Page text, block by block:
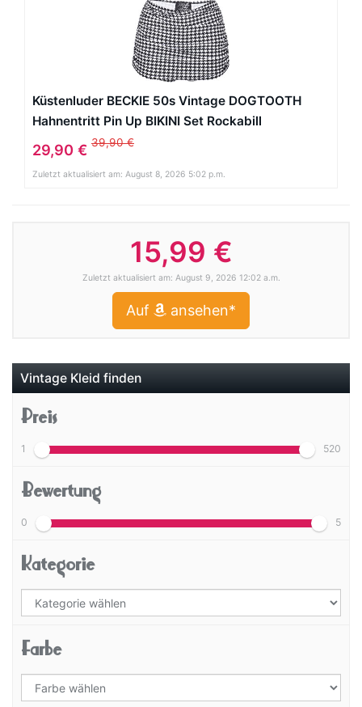
Küstenluder BECKIE 50s Vintage DOGTOOTH
Hahnentritt Pin Up BIKINI Set Rockabill
29,90 € 39,90 €
Zuletzt aktualisiert am: August 8, 2026 5:02 p.m.
15,99 €
Zuletzt aktualisiert am: August 9, 2026 12:02 a.m.
Auf ansehen*
Vintage Kleid finden
Preis
1 520
Bewertung
0 5
Kategorie
Farbe